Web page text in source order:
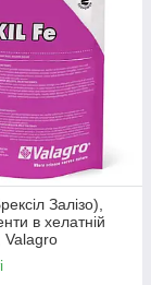
Крім
своїм
захищають
до
Чекаємо вас в
для себе!
Залізо),
в хелатній
Valagro